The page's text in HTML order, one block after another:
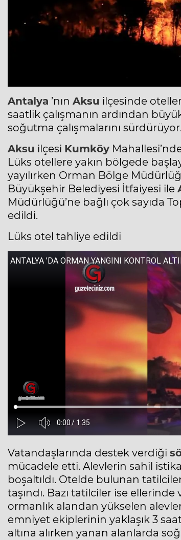
Antalya ’nın Aksu ilçesinde
saatlik çalışmanın ardından
soğutma çalışmalarını sürdürüyor.
Aksu ilçesi Kumköy
Lüks otellere yakın bölgede
yayılırken Orman Bölge
Büyükşehir Belediyesi İtfaiyesi ile
Müdürlüğü’ne bağlı çok sayıda
edildi.
Lüks otel tahliye edildi
Vatandaşlarında destek verdiği
mücadele etti. Alevlerin sahil
boşaltıldı. Otelde bulunan
taşındı. Bazı tatilciler ise
ormanlık alandan yükselen
emniyet ekiplerinin yaklaşık 3
altına alırken yanan alanlarda